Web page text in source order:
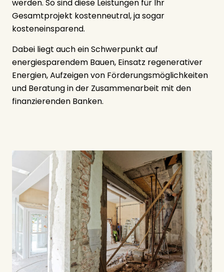
werden. So sind diese Leistungen für Ihr
Gesamtprojekt kostenneutral, ja sogar
kosteneinsparend.
Dabei liegt auch ein Schwerpunkt auf
energiesparendem Bauen, Einsatz regenerativer
Energien, Aufzeigen von Förderungsmöglichkeiten
und Beratung in der Zusammenarbeit mit den
finanzierenden Banken.